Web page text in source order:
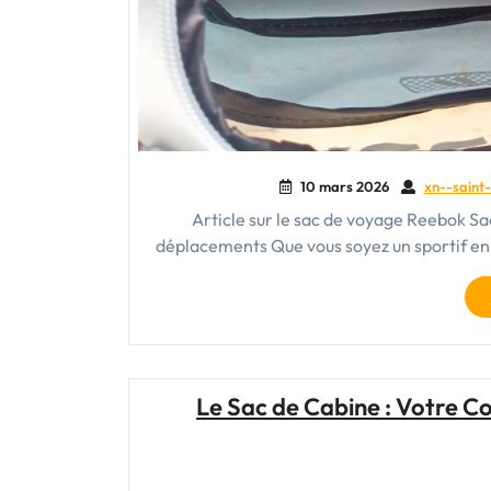
10 mars 2026 xn--
Article sur le sac de voyage Reebok
déplacements Que vous soyez un sportif
Le Sac de Cabine : Votre